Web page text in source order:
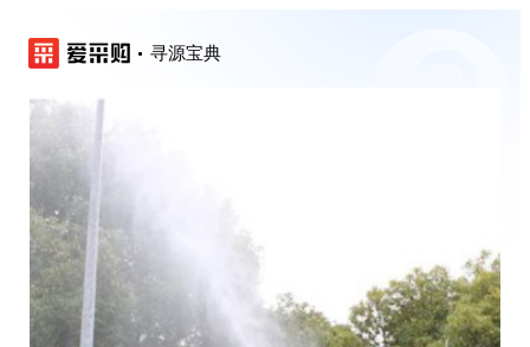
寻源宝典